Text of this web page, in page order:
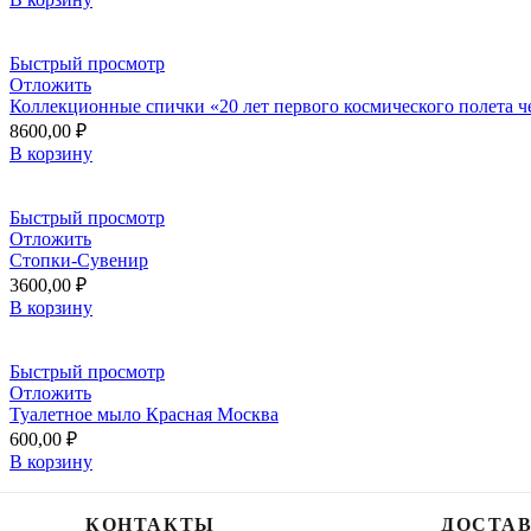
Быстрый просмотр
Отложить
Коллекционные спички «20 лет первого космического полета
8600,00 ₽
В корзину
Быстрый просмотр
Отложить
Стопки-Сувенир
3600,00 ₽
В корзину
Быстрый просмотр
Отложить
Туалетное мыло Красная Москва
600,00 ₽
В корзину
КОНТАКТЫ